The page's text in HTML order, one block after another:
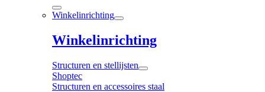
Winkelinrichting
Winkelinrichting
Structuren en stellijsten
Shoptec
Structuren en accessoires staal